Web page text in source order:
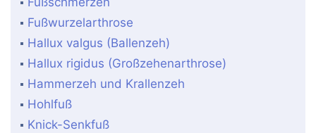
Fußwurzelarthrose
Hallux valgus (Ballenzeh)
Hallux rigidus (Großzehenarthrose)
Hammerzeh und Krallenzeh
Hohlfuß
Knick-Senkfuß